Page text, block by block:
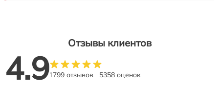
Отзывы клиентов
4.91799 отзывов 5358 оценок